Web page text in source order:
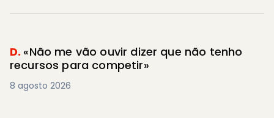
D. «Não me vão ouvir dizer que não tenho
recursos para competir»
8 agosto 2026